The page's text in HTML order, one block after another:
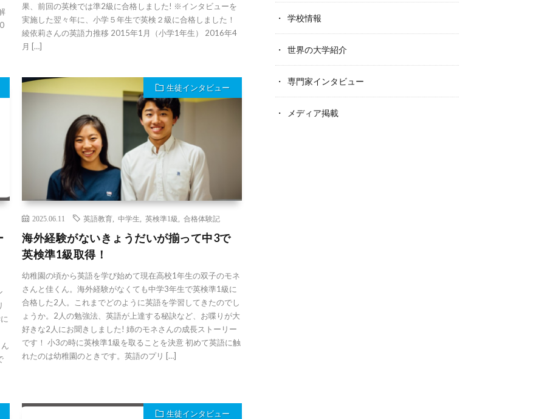
果、前回の英検では準2級に合格しました! ※インタビューを
実施した翌々年に、小学５年生で英検２級に合格しました！
綾依莉さんの英語力推移 2015年1月（小学1年生） 2016年4
月 […]
生徒インタビュー
2025.06.11 英語教育 ,中学生 ,英検準1級 ,合格体験記
海外経験がないきょうだいが揃って中3で
英検準1級取得！
幼稚園の頃から英語を学び始めて現在高校1年生の双子のモネ
さんと佳くん。海外経験がなくても中学3年生で英検準1級に
合格した2人。これまでどのように英語を学習してきたのでし
ょうか。2人の勉強法、英語が上達する秘訣など、お喋りが大
好きな2人にお聞きしました! 姉のモネさんの成長ストーリー
です！ 小3の時に英検準1級を取ることを決意 初めて英語に触
れたのは幼稚園のときです。英語のプリ […]
生徒インタビュー
学校情報
世界の大学紹介
専門家インタビュー
メディア掲載